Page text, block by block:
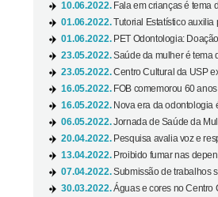
10.06.2022. Fala em crianças é tema
01.06.2022.Tutorial Estatístico auxilia
01.06.2022. PET Odontologia:
23.05.2022.Saúde da mulher é tema
23.05.2022.Centro Cultural da USP
16.05.2022. FOB comemorou 60
16.05.2022. Nova era da odontologia
06.05.2022.Jornada de Saúde da
20.04.2022. Pesquisa avalia voz e
13.04.2022. Proibido fumar nas
07.04.2022.Submissão de trabalhos
30.03.2022.Águas e cores no Centro